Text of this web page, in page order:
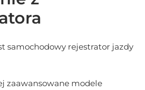
zaawansowane modele